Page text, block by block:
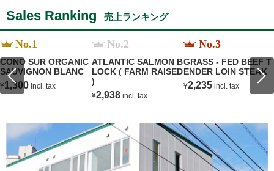
Sales Ranking 売上ランキング
No.1
CONO SUR ORGANIC
SAUVIGNON BLANC
¥1,300 incl. tax
No.2
ATLANTIC SALMON B
LOCK ( FARM RAISED
)
¥2,938 incl. tax
No.3
GRASS - FED BEEF T
ENDER LOIN STEAK
¥2,235 incl. tax